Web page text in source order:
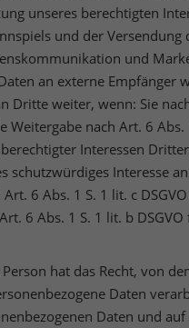
unseres berechtigten
und der
und
an externe Empfänger
Dritte weiter, wenn: Sie
nach Art. 6 Abs.
Interessen
schutzwürdiges Interesse
6 Abs. 1 S. 1 lit. c
6 Abs. 1 S. 1 lit. b
hat das Recht, von
Daten
Daten und